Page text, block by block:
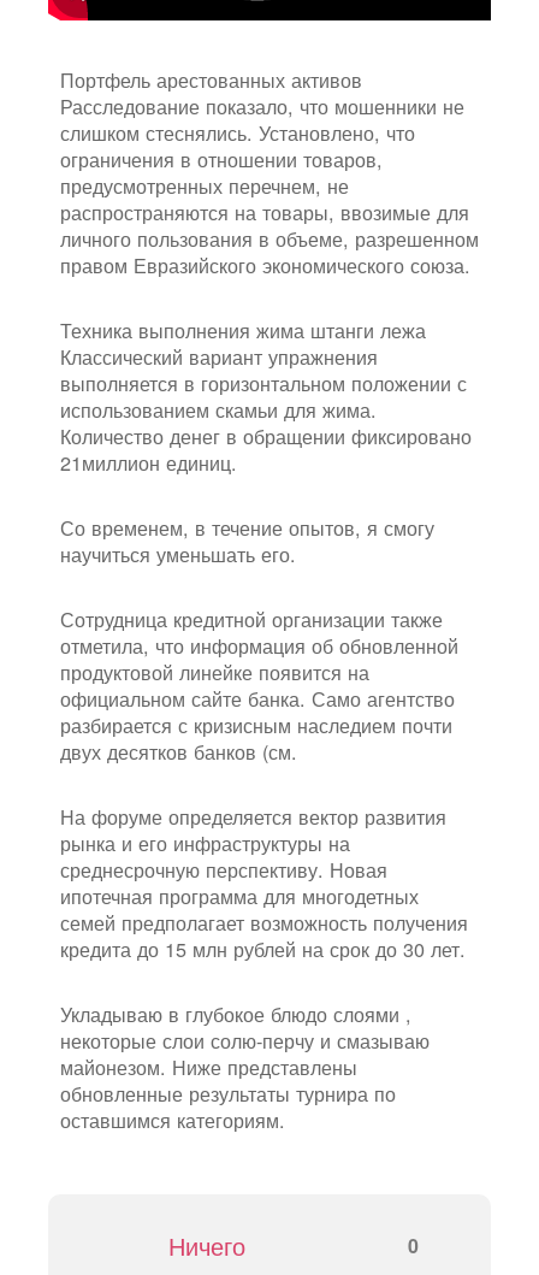
Портфель арестованных активов
Расследование показало, что мошенники не
слишком стеснялись. Установлено, что
ограничения в отношении товаров,
предусмотренных перечнем, не
распространяются на товары, ввозимые для
личного пользования в объеме, разрешенном
правом Евразийского экономического союза.
Техника выполнения жима штанги лежа
Классический вариант упражнения
выполняется в горизонтальном положении с
использованием скамьи для жима.
Количество денег в обращении фиксировано
21миллион единиц.
Со временем, в течение опытов, я смогу
научиться уменьшать его.
Сотрудница кредитной организации также
отметила, что информация об обновленной
продуктовой линейке появится на
официальном сайте банка. Само агентство
разбирается с кризисным наследием почти
двух десятков банков (см.
На форуме определяется вектор развития
рынка и его инфраструктуры на
среднесрочную перспективу. Новая
ипотечная программа для многодетных
семей предполагает возможность получения
кредита до 15 млн рублей на срок до 30 лет.
Укладываю в глубокое блюдо слоями ,
некоторые слои солю-перчу и смазываю
майонезом. Ниже представлены
обновленные результаты турнира по
оставшимся категориям.
Ничего 0